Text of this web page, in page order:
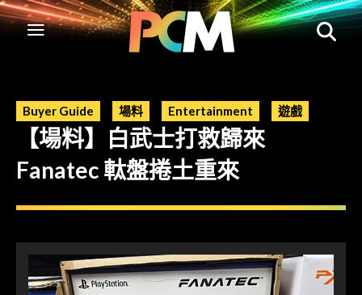
Buyer Guide 場料 Entertainment 遊戲
【場料】白武士打救歸來
Fanatec 軚盤捲土重來